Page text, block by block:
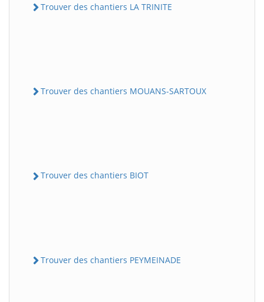
Trouver des chantiers LA TRINITE
Trouver des chantiers MOUANS-SARTOUX
Trouver des chantiers BIOT
Trouver des chantiers PEYMEINADE